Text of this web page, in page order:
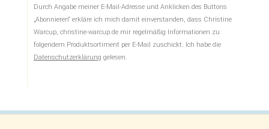
Durch Angabe meiner E-Mail-Adresse und Anklicken des Buttons
„Abonnieren“ erkläre ich mich damit einverstanden, dass Christine
Warcup, christine-warcup.de mir regelmäßig Informationen zu
folgendem Produktsortiment per E-Mail zuschickt. Ich habe die
Datenschutzerklärung gelesen.